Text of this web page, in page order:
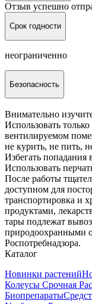
Отзыв успешно
Срок годности
неограниченно
Безопасность
Внимательно
Использовать
вентилируемом
не курить, не пить,
Избегать попадания
Использовать
После работы
доступном для
транспортировка и
продуктами,
тары подлежат
природоохранными
Роспотребнадзора.
Каталог
Новинки растений
Колеусы Срочная
Биопрепараты